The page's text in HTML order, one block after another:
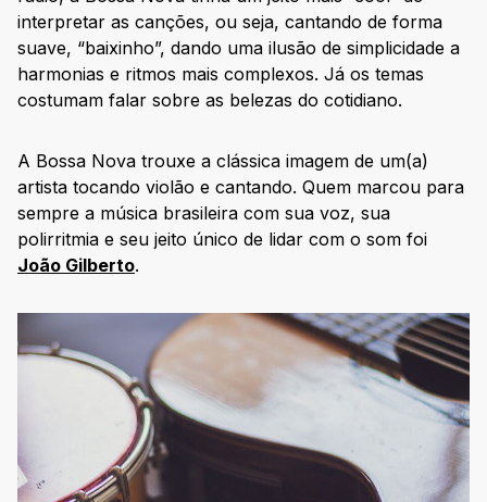
interpretar as canções, ou seja, cantando de forma
suave, “baixinho”, dando uma ilusão de simplicidade a
harmonias e ritmos mais complexos. Já os temas
costumam falar sobre as belezas do cotidiano.
A Bossa Nova trouxe a clássica imagem de um(a)
artista tocando violão e cantando. Quem marcou para
sempre a música brasileira com sua voz, sua
polirritmia e seu jeito único de lidar com o som foi
João Gilberto.